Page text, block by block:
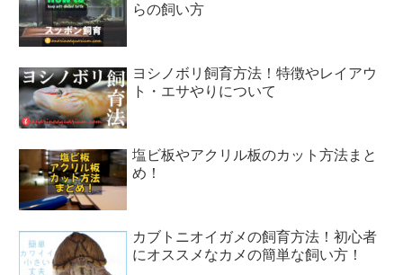
らの飼い方
ヨシノボリ飼育方法！特徴やレイアウ
ト・エサやりについて
塩ビ板やアクリル板のカット方法まと
め！
カブトニオイガメの飼育方法！初心者
にオススメなカメの簡単な飼い方！